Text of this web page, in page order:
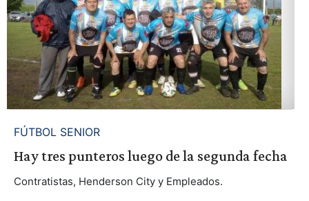
FÚTBOL SENIOR
Hay tres punteros luego de la segunda fecha
Contratistas, Henderson City y Empleados.